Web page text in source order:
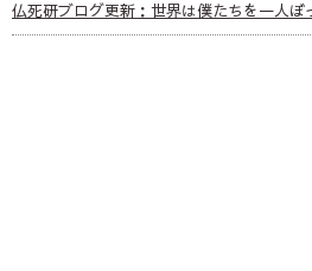
仏死研ブログ更新：世界は僕たちを一人ぼ